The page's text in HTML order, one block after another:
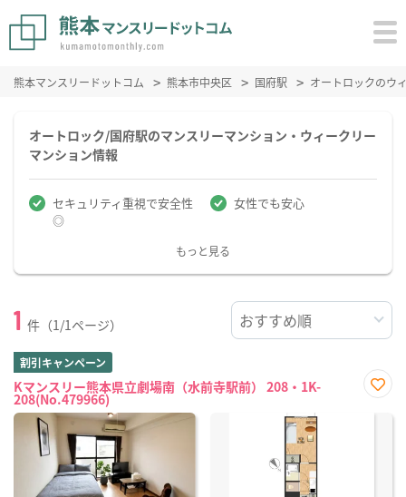
熊本マンスリードットコム 熊本市中央区 国府駅 オートロックのウ
オートロック/国府駅のマンスリーマンション・ウィークリー
マンション情報
セキュリティ重視で安全性
◎
女性でも安心
もっと見る
1 件（1/1ページ）
割引キャンペーン
Kマンスリー熊本県立劇場南（水前寺駅前） 208・1K-
208(No.479966)
に入